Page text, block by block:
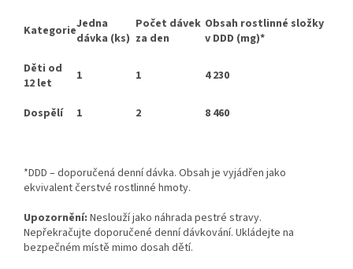
KategorieJedna
dávka (ks)
Počet dávek
za den
Obsah rostlinné složky
v DDD (mg)*
Děti od
12 let
1 1 4 230
Dospělí 1 2 8 460
*DDD – doporučená denní dávka. Obsah je vyjádřen jako
ekvivalent čerstvé rostlinné hmoty.
Upozornění: Neslouží jako náhrada pestré stravy.
Nepřekračujte doporučené denní dávkování. Ukládejte na
bezpečném místě mimo dosah dětí.